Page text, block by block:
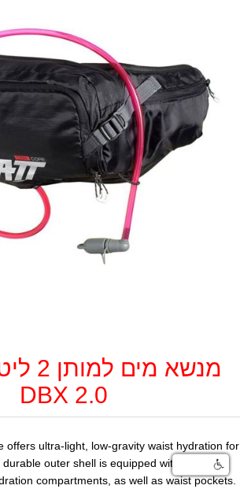
DBX 2.0
offers ultra-light, low-gravity waist hydration for
outer shell is equipped with several
compartments, as well as waist pockets.